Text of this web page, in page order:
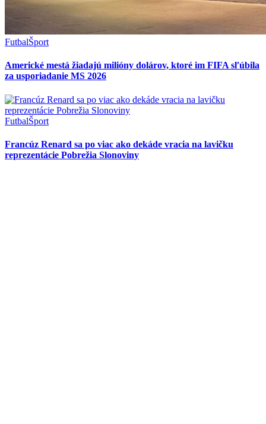
FutbalŠport
Americké mestá žiadajú milióny dolárov, ktoré im FIFA sľúbila
za usporiadanie MS 2026
FutbalŠport
Francúz Renard sa po viac ako dekáde vracia na lavičku
reprezentácie Pobrežia Slonoviny